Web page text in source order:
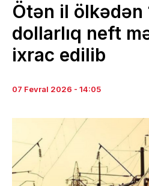
Ötən il ölkədən
dollarlıq neft
ixrac edilib
07 Fevral 2026 - 14:05